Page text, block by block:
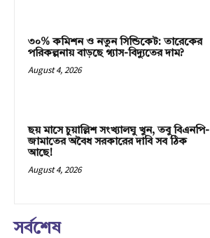
৩০% কমিশন ও নতুন সিন্ডিকেট: তারেকের
পরিকল্পনায় বাড়ছে গ্যাস-বিদ্যুতের দাম?
August 4, 2026
ছয় মাসে চুয়াল্লিশ সংখ্যালঘু খুন, তবু বিএনপি-
জামাতের অবৈধ সরকারের দাবি সব ঠিক
আছে!
August 4, 2026
সর্বশেষ